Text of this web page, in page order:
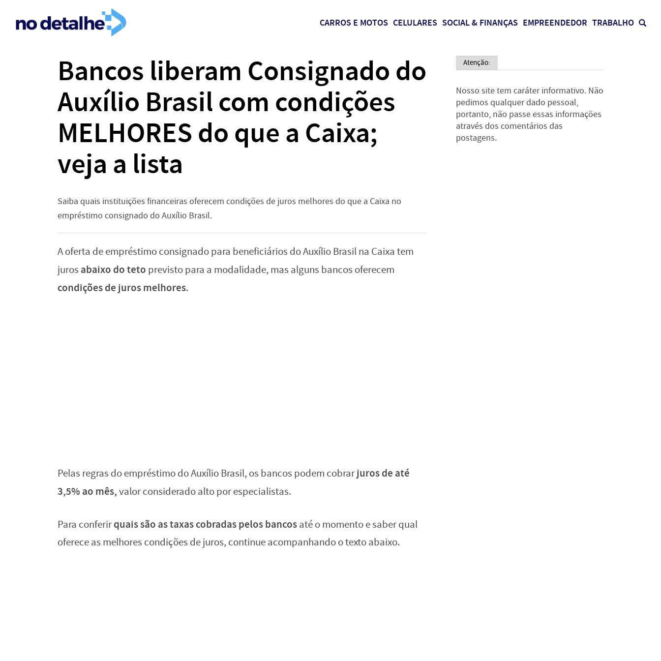
CARROS E MOTOS CELULARES SOCIAL & FINANÇAS EMPREENDEDOR TRABALHO
Bancos liberam Consignado do
Auxílio Brasil com condições
MELHORES do que a Caixa;
veja a lista
Saiba quais instituições financeiras oferecem condições de juros melhores do que a Caixa no
empréstimo consignado do Auxílio Brasil.
A oferta de empréstimo consignado para beneficiários do Auxílio Brasil na Caixa tem
juros abaixo do teto previsto para a modalidade, mas alguns bancos oferecem
condições de juros melhores.
Pelas regras do empréstimo do Auxílio Brasil, os bancos podem cobrarjuros de até
3,5% ao mês,valor considerado alto por especialistas.
Para conferirquais são as taxas cobradas pelos bancosaté o momento e saber qual
oferece as melhores condições de juros, continue acompanhando o texto abaixo.
Atenção:
Nosso site tem caráter informativo. Não
pedimos qualquer dado pessoal,
portanto, não passe essas informações
através dos comentários das
postagens.